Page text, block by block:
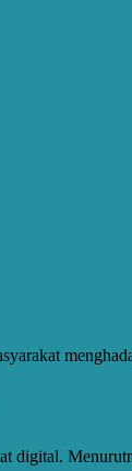
digital.